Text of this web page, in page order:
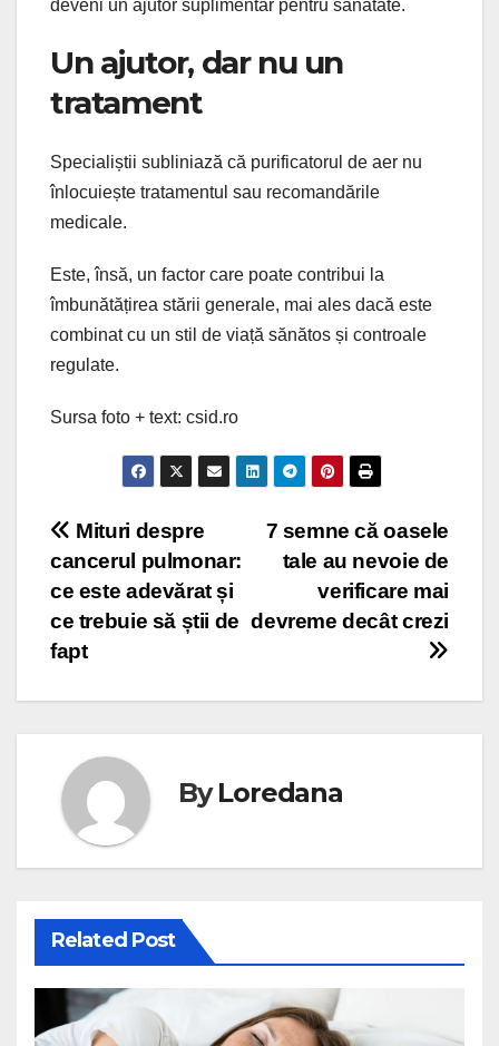
deveni un ajutor suplimentar pentru sănătate.
Un ajutor, dar nu un
tratament
Specialiștii subliniază că purificatorul de aer nu
înlocuiește tratamentul sau recomandările
medicale.
Este, însă, un factor care poate contribui la
îmbunătățirea stării generale, mai ales dacă este
combinat cu un stil de viață sănătos și controale
regulate.
Sursa foto + text: csid.ro
Navigare
în
articole
7 semne că oasele
tale au nevoie de
verificare mai
devreme decât crezi
Mituri despre
cancerul pulmonar:
ce este adevărat și
ce trebuie să știi de
fapt
ByLoredana
Related Post